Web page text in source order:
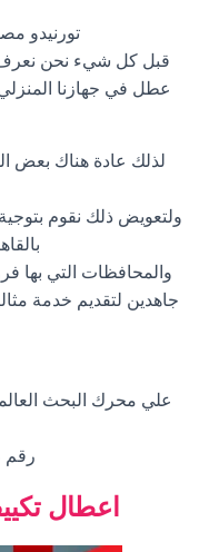
تورنيدو
قبل كل شيء نحن نعرف
عطل في جهازنا
لذلك عادة هناك بعض
ولتعويض ذلك نقوم
والمحافظات التي بها
جاهدين لتقديم خدمة
علي محرك البحث
رقم
اعطال